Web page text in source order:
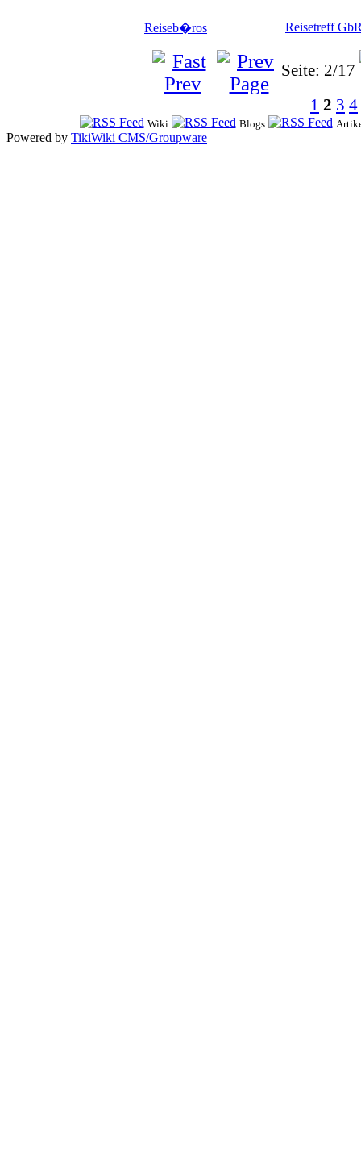
Reiseb�ros Reisetreff
Seite: 2/17
1 2 3 4
Wiki Blogs
Powered by TikiWiki CMS/Groupware